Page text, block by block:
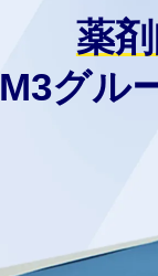
薬
M3グル